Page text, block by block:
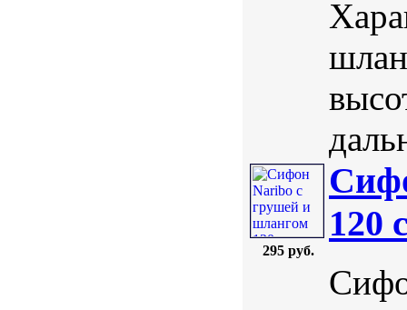
295 руб.
120